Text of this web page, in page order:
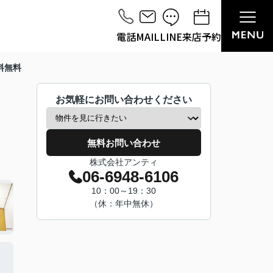
電話MAILLINE来店予約
無料
お気軽にお問い合わせください
無料お問い合わせ
株式会社アンティ
06-6948-6106
10：00～19：30
（休：年中無休）